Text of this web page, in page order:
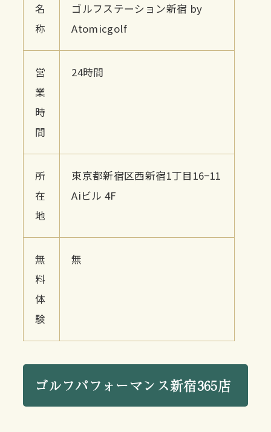
名
称
ゴルフステーション新宿 by
Atomicgolf
営
業
時
間
24時間
所
在
地
東京都新宿区西新宿1丁目16−11
Aiビル 4F
無
料
体
験
無
ゴルフパフォーマンス新宿365店